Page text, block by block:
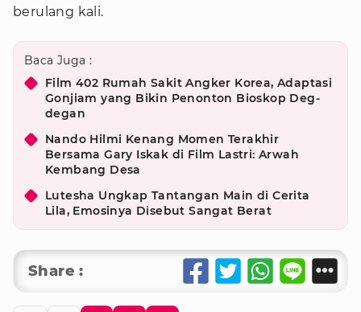
berulang kali.
Baca Juga :
Film 402 Rumah Sakit Angker Korea, Adaptasi
Gonjiam yang Bikin Penonton Bioskop Deg-
degan
Nando Hilmi Kenang Momen Terakhir
Bersama Gary Iskak di Film Lastri: Arwah
Kembang Desa
Lutesha Ungkap Tantangan Main di Cerita
Lila, Emosinya Disebut Sangat Berat
Share :